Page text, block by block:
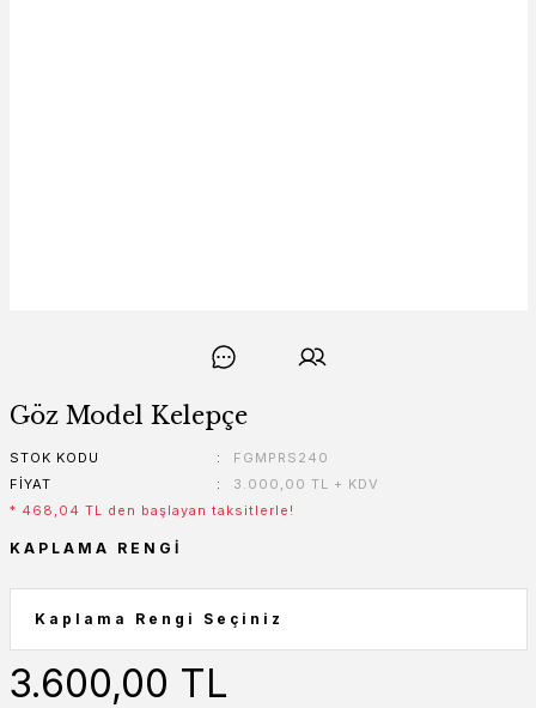
Göz Model Kelepçe
STOK KODU
FGMPRS240
FIYAT
3.000,00 TL + KDV
* 468,04 TL den başlayan taksitlerle!
KAPLAMA RENGI
3.600,00 TL